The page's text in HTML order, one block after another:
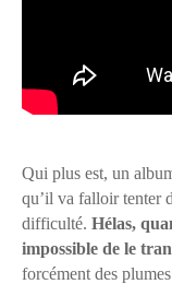
Qui plus est, un
qu’il va falloir tenter
difficulté. Hélas,
impossible de le
forcément des